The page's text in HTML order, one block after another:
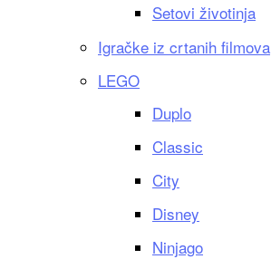
Setovi životinja
Igračke iz crtanih filmova
LEGO
Duplo
Classic
City
Disney
Ninjago